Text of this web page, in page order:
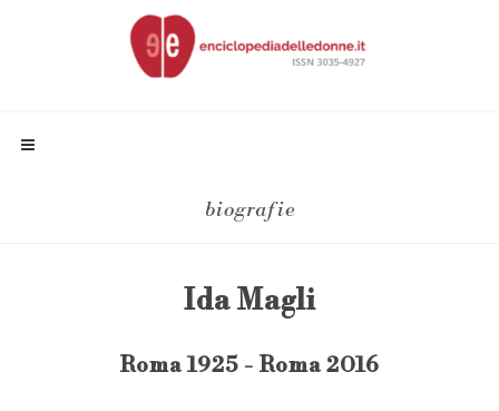
biografie
Ida Magli
Roma 1925 - Roma 2016